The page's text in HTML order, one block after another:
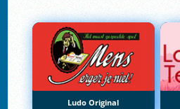
Ludo Original